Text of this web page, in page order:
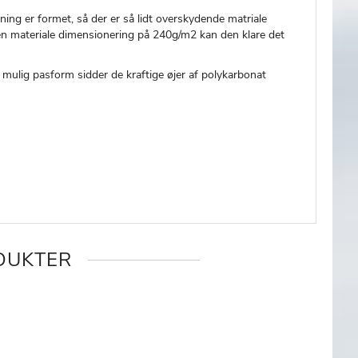
er formet, så der er så lidt overskydende matriale
dimensionering på 240g/m2 kan den klare det
pasform sidder de kraftige øjer af polykarbonat